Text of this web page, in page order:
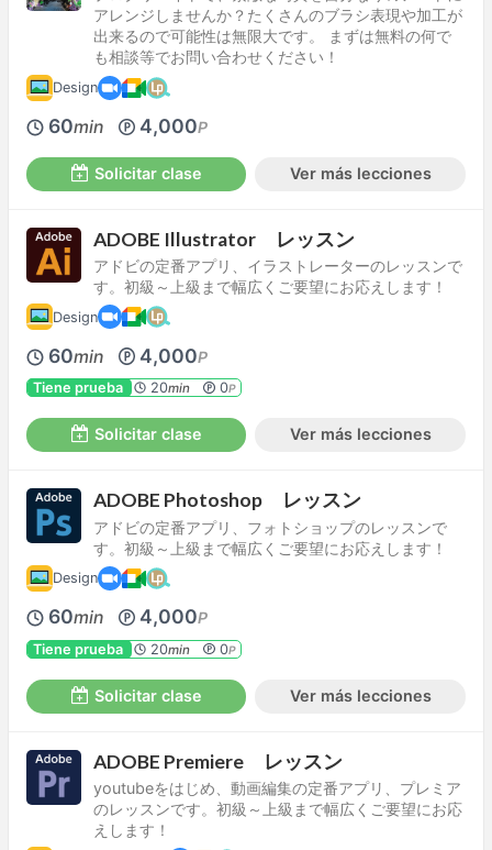
アレンジしませんか？たくさんのブラシ表現や加工が
出来るので可能性は無限大です。 まずは無料の何で
も相談等でお問い合わせください！
Design
60min 4,000P
Solicitar clase Ver más lecciones
ADOBE Illustrator レッスン
アドビの定番アプリ、イラストレーターのレッスンで
す。初級～上級まで幅広くご要望にお応えします！
Design
60min 4,000P
Tiene prueba 20min 0P
Solicitar clase Ver más lecciones
ADOBE Photoshop レッスン
アドビの定番アプリ、フォトショップのレッスンで
す。初級～上級まで幅広くご要望にお応えします！
Design
60min 4,000P
Tiene prueba 20min 0P
Solicitar clase Ver más lecciones
ADOBE Premiere レッスン
youtubeをはじめ、動画編集の定番アプリ、プレミア
のレッスンです。初級～上級まで幅広くご要望にお応
えします！